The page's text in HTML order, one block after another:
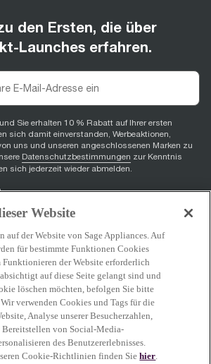
den Ersten, die über
Launches erfahren.
Sie erhalten 10 % Rabatt auf Ihrer ersten
sich damit einverstanden, Werbeaktionen,
uns und unseren angeschlossenen Marken zu
Datenschutzbestimmungen zur Kenntnis
sich jederzeit wieder abmelden.
tab)
in new tab)
Website
auf der Website von Sage Appliances. Auf
für bestimmte Funktionen Cookies
Funktionieren der Website erforderlich
auf diese Seite gelangt sind und
löschen möchten, befolgen Sie bitte
Wir verwenden Cookies und Tags für die
Analyse unserer Besucherzahlen,
Bereitstellen von Social-Media-
des Benutzererlebnisses.
Cookie-Richtlinien finden Siehier.